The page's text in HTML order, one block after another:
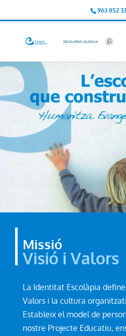
963 852
Missió
Visió i Valors
La Identitat Escolàpia
Valors i la cultura
Estableix el model de
nostre Projecte Educatiu,